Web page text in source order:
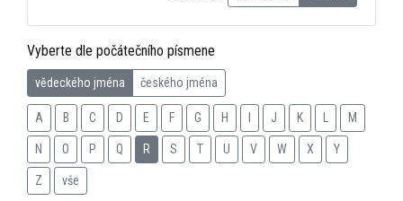
Vyberte dle počátečního písmene
vědeckého jména českého jména
A B C D E F G H J K M
N O P Q R S T U V W X Y
Z vše